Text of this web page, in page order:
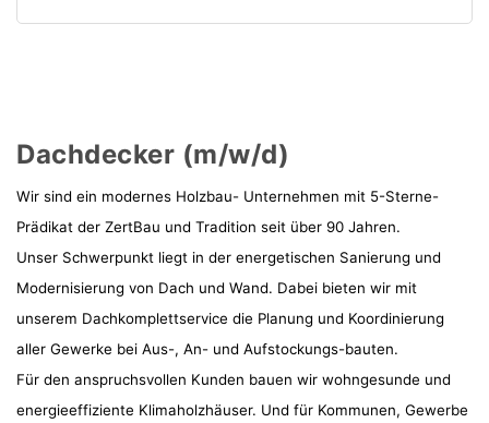
Dachdecker (m/w/d)
Wir sind ein modernes Holzbau- Unternehmen mit 5-Sterne-
Prädikat der ZertBau und Tradition seit über 90 Jahren.
Unser Schwerpunkt liegt in der energetischen Sanierung und
Modernisierung von Dach und Wand. Dabei bieten wir mit
unserem Dachkomplettservice die Planung und Koordinierung
aller Gewerke bei Aus-, An- und Aufstockungs-bauten.
Für den anspruchsvollen Kunden bauen wir wohngesunde und
energieeffiziente Klimaholzhäuser. Und für Kommunen, Gewerbe